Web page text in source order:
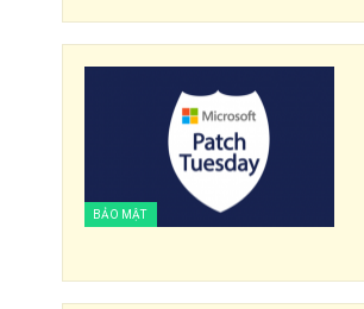
BẢO MẬT